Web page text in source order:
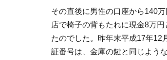
その直後に男性の口座から140
店で椅子の背もたれに現金8万
たのでした。昨年末平成17年12
証番号は、金庫の鍵と同じよう